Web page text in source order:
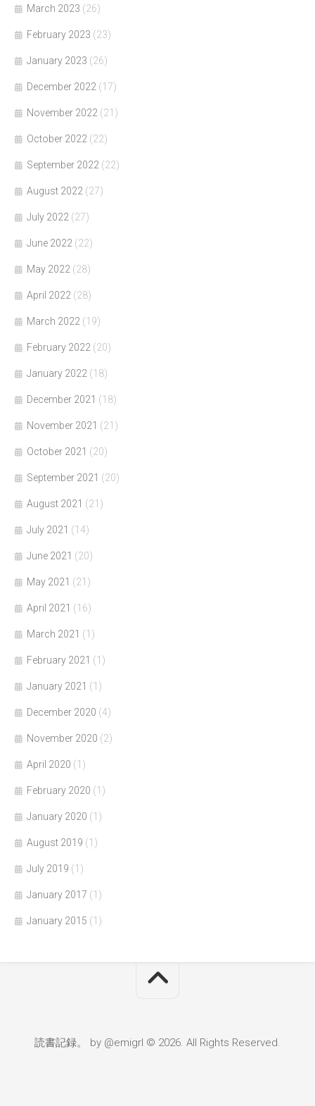
March 2023 (26)
February 2023 (23)
January 2023 (26)
December 2022 (17)
November 2022 (21)
October 2022 (22)
September 2022 (22)
August 2022 (27)
July 2022 (27)
June 2022 (22)
May 2022 (28)
April 2022 (28)
March 2022 (19)
February 2022 (20)
January 2022 (18)
December 2021 (18)
November 2021 (21)
October 2021 (20)
September 2021 (20)
August 2021 (21)
July 2021 (14)
June 2021 (20)
May 2021 (21)
April 2021 (16)
March 2021 (1)
February 2021 (1)
January 2021 (1)
December 2020 (4)
November 2020 (2)
April 2020 (1)
February 2020 (1)
January 2020 (1)
August 2019 (1)
July 2019 (1)
January 2017 (1)
January 2015 (1)
読書記録。 by @emigrl © 2026. All Rights Reserved.